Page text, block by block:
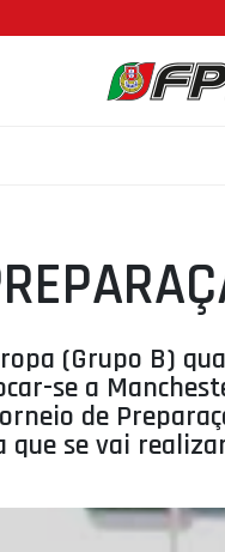
(Grupo B)
se a
de
que se vai